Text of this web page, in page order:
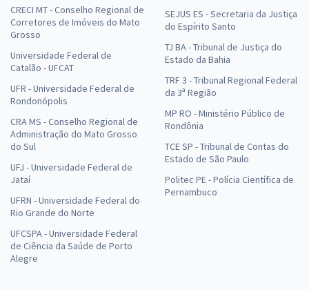
CRECI MT - Conselho Regional de
Corretores de Imóveis do Mato
Grosso
Universidade Federal de
Catalão - UFCAT
UFR - Universidade Federal de
Rondonópolis
CRA MS - Conselho Regional de
Administração do Mato Grosso
do Sul
UFJ - Universidade Federal de
Jataí
UFRN - Universidade Federal do
Rio Grande do Norte
UFCSPA - Universidade Federal
de Ciência da Saúde de Porto
Alegre
SEJUS ES - Secretaria da Justiça
do Espírito Santo
TJ BA - Tribunal de Justiça do
Estado da Bahia
TRF 3 - Tribunal Regional Federal
da 3ª Região
MP RO - Ministério Público de
Rondônia
TCE SP - Tribunal de Contas do
Estado de São Paulo
Politec PE - Polícia Científica de
Pernambuco